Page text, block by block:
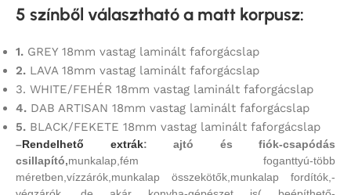
5 színből választható a matt korpusz:
1. GREY 18mm vastag laminált faforgácslap
2. LAVA 18mm vastag laminált faforgácslap
3. WHITE/FEHÉR 18mm vastag laminált faforgácslap
4. DAB ARTISAN 18mm vastag laminált faforgácslap
5. BLACK/FEKETE 18mm vastag laminált faforgácslap
–Rendelhető extrák: ajtó és fiók-csapódás
csillapító,munkalap,fém foganttyú-több
méretben,vízzárók,munkalap összekötők,munkalap fordítók,-